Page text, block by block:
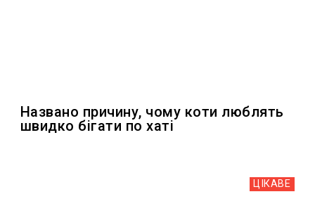
Названо причину, чому коти люблять
швидко бігати по хаті
ЦІКАВЕ